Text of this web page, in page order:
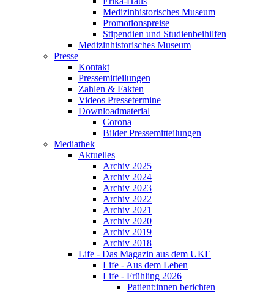
Medizinhistorisches Museum
Promotionspreise
Stipendien und Studienbeihilfen
Medizinhistorisches Museum
Presse
Kontakt
Pressemitteilungen
Zahlen & Fakten
Videos Pressetermine
Downloadmaterial
Corona
Bilder Pressemitteilungen
Mediathek
Aktuelles
Archiv 2025
Archiv 2024
Archiv 2023
Archiv 2022
Archiv 2021
Archiv 2020
Archiv 2019
Archiv 2018
Life - Das Magazin aus dem UKE
Life - Aus dem Leben
Life - Frühling 2026
Patient:innen berichten